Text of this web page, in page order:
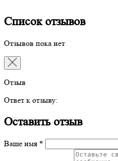
Список отзывов
Отзывов пока нет
Отзыв
Ответ к отзыву:
Оставить отзыв
Ваше имя *